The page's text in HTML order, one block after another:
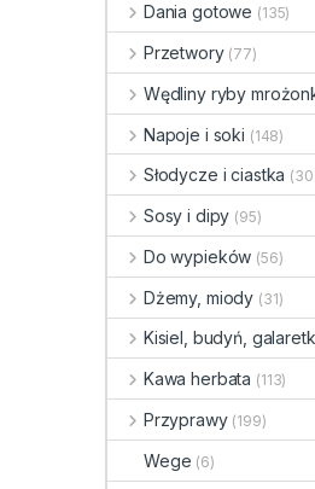
Dania gotowe (135)
Przetwory (77)
Wędliny ryby
Napoje i soki (148)
Słodycze i ciastka
Sosy i dipy (95)
Do wypieków (56)
Dżemy, miody (31)
Kisiel, budyń,
Kawa herbata (113)
Przyprawy (199)
Wege (6)